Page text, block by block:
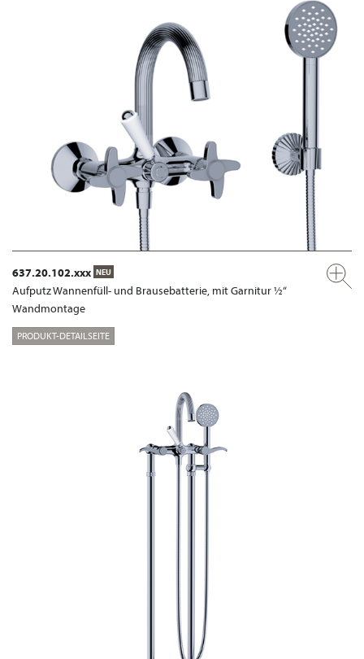
637.20.102.xxx NEU
Aufputz Wannenfüll- und Brausebatterie, mit Garnitur ½“
Wandmontage
PRODUKT-DETAILSEITE